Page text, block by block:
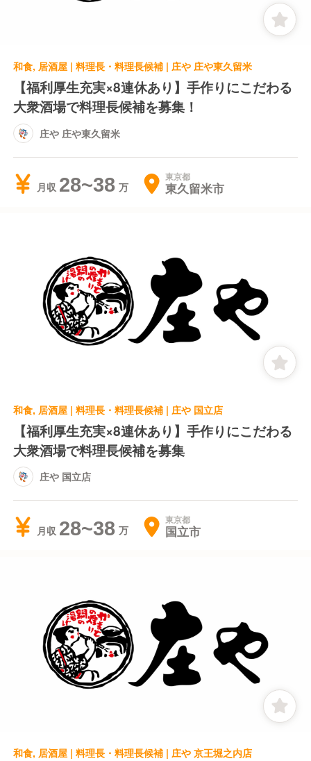
和食, 居酒屋 | 料理長・料理長候補 | 庄や 庄や東久留米
【福利厚生充実×8連休あり】手作りにこだわる
大衆酒場で料理長候補を募集！
庄や 庄や東久留米
月収 28~38 東京都
東久留米市
和食, 居酒屋 | 料理長・料理長候補 | 庄や 国立店
【福利厚生充実×8連休あり】手作りにこだわる
大衆酒場で料理長候補を募集
庄や 国立店
月収 28~38 東京都
国立市
和食, 居酒屋 | 料理長・料理長候補 | 庄や 京王堀之内店